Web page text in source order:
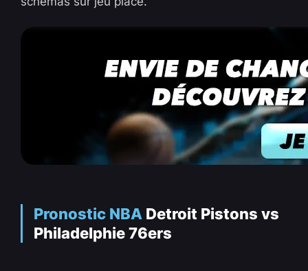
Pronostic NBA Detroit Pistons vs
Philadelphie 76ers